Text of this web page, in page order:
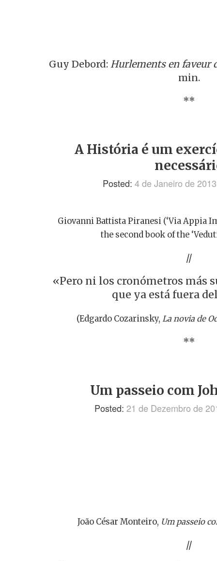
Guy Debord: Hurlements en faveur
min.
**
A História é um
Posted: 4 de Janeiro de 2013
Giovanni Battista Piranesi (‘Via Appia
the second book of the
//
«Pero ni los cronómetros más
que ya está fuera
(Edgardo Cozarinsky, La novia de
**
Um passeio com
Posted: 21 de Dezembro de
João César Monteiro, Um passeio
//